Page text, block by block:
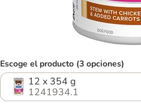
Escoge el producto (3 opciones)
12 x 354 g
1241934.1